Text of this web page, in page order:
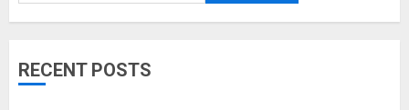
RECENT POSTS